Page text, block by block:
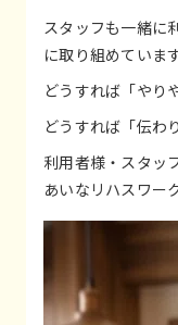
スタッフも一緒に
に取り組めていま
どうすれば「やり
どうすれば「伝わ
利用者様・スタッ
あいなリハスワー